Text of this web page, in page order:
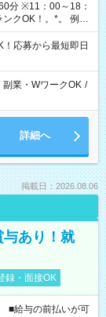
分 ※11：00～18：
ー/受付/販売/カフェ
品販売/など 様々な
応募から最短即日
副業・WワークOK /
詳細へ
掲載日：2026.08.06
与あり！就
録・面接OK
■給与の前払いが可